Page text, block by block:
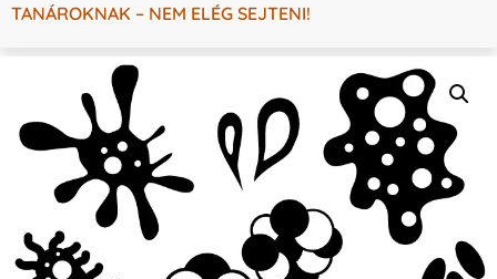
TANÁROKNAK – NEM ELÉG SEJTENI!